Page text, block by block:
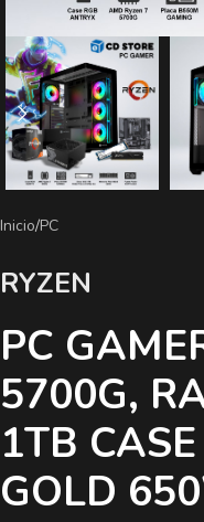
Inicio/PC
RYZEN
PC
5700G,
1TB
GOLD